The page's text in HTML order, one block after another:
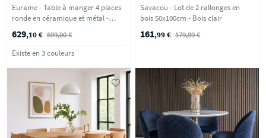
Eurame - Table à manger 4 places
ronde en céramique et métal -
Blanc
629,10 € 699,00 €
Existe en 3 couleurs
Savacou - Lot de 2 rallonges en
bois 50x100cm - Bois clair
161,99 € 179,99 €